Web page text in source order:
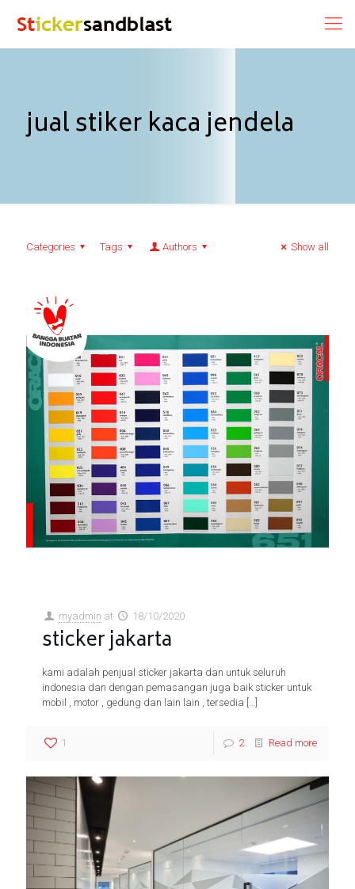
jual stiker kaca jendela
Categories Tags Authors Show all
myadmin at 18/10/2020
sticker jakarta
kami adalah penjual sticker jakarta dan untuk seluruh
indonesia dan dengan pemasangan juga baik sticker untuk
mobil , motor , gedung dan lain lain , tersedia […]
1 2 Read more